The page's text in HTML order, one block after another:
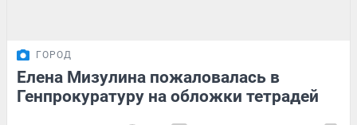
ГОРОД
Елена Мизулина пожаловалась в
Генпрокуратуру на обложки тетрадей